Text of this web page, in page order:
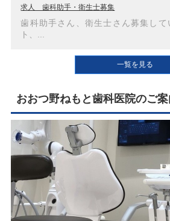
求人 歯科助手・衛生士募集
歯科助手さん、衛生士さん募集して
ト、...
一覧を見る
おおつ野ねもと歯科医院のご案